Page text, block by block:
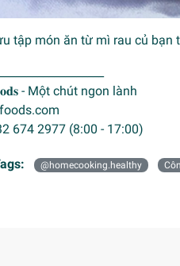
tập món ăn từ mì rau củ bạn
- Một chút ngon lành
674 2977 (8:00 - 17:00)
@homecooking.healthy